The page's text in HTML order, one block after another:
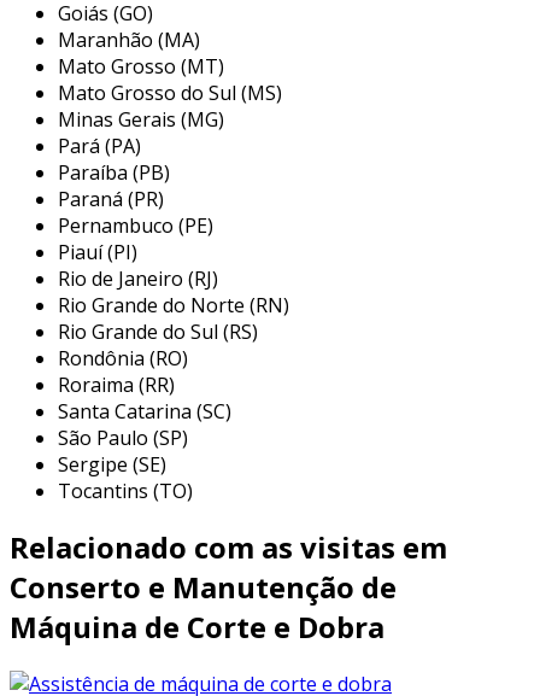
é crucial para evitar consequências indesejadas,
como o empenamento ou a ruptura do
material.
principais aplicações da dobra de
chapa
a dobra de chapa é uma técnica versátil e
amplamente utilizada em diversas indústrias.
entre suas principais aplicações, destacam-se:
componentes de máquinas:
suportes, carcaças e estruturas de
máquinas muitas vezes são fabricadas por
meio da dobra de chapas, garantindo
resistência e funcionalidade.
construção civil:
elementos estruturais, como vigas e
resistência necessária para suportar
utilizada na
fabricação de partes da carroceria de
Goiás (GO)
Maranhão (MA)
Mato Grosso (MT)
Mato Grosso do Sul (MS)
Minas Gerais (MG)
Pará (PA)
Paraíba (PB)
Paraná (PR)
Pernambuco (PE)
Piauí (PI)
Rio de Janeiro (RJ)
Rio Grande do Norte (RN)
Rio Grande do Sul (RS)
Rondônia (RO)
Roraima (RR)
Santa Catarina (SC)
São Paulo (SP)
Sergipe (SE)
Tocantins (TO)
Relacionado com as visitas em
Conserto e Manutenção de
Máquina de Corte e Dobra